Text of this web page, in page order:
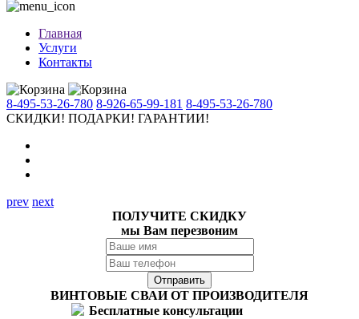
Главная
Услуги
Контакты
8-495-53-26-780 8-926-65-99-181 8-495-53-26-780
СКИДКИ! ПОДАРКИ! ГАРАНТИИ!
prev next
ПОЛУЧИТЕ СКИДКУ
мы Вам перезвоним
ВИНТОВЫЕ СВАИ ОТ ПРОИЗВОДИТЕЛЯ
Бесплатные консультации